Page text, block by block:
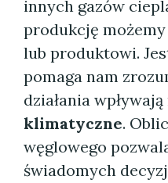
innych gazów
produkcję
lub produktowi.
pomaga nam
działania wpływają
klimatyczne.
węglowego
świadomych